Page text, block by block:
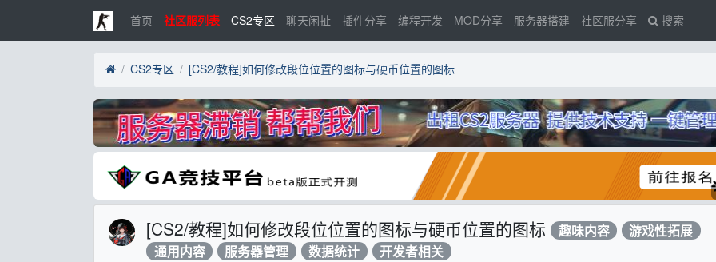
首页 社区服列表 CS2专区 聊天闲扯 插件分享 编程开发 MOD分享 服务器搭建 社区服分享 搜索
CS2专区 [CS2/教程]如何修改段位位置的图标与硬币位置的图标
[CS2/教程]如何修改段位位置的图标与硬币位置的图标 趣味内容
游戏性拓展
通用内容
服务器管理 数据统计 开发者相关